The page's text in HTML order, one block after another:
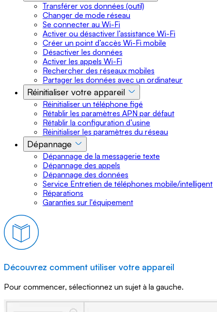
Transférer vos données (outil)
Changer de mode réseau
Se connecter au Wi-Fi
Activer ou désactiver l’assistance Wi-Fi
Créer un point d’accès Wi-Fi mobile
Désactiver les données
Activer les appels Wi-Fi
Rechercher des réseaux mobiles
Partager les données avec un ordinateur
Réinitialiser votre appareil
Réinitialiser un téléphone figé
Rétablir les paramètres APN par défaut
Rétablir la configuration d’usine
Réinitialiser les paramètres du réseau
Dépannage
Dépannage de la messagerie texte
Dépannage des appels
Dépannage des données
Service Entretien de téléphones mobile/intelligent
Réparations
Garanties sur l'équipement
Découvrez comment utiliser votre appareil
Pour commencer, sélectionnez un sujet à la gauche.